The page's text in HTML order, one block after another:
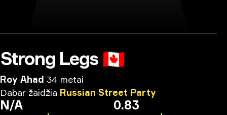
Strong Legs 🇨🇦
Roy Ahad 34 metai
Dabar žaidžia Russian Street Party
N/A 0.83